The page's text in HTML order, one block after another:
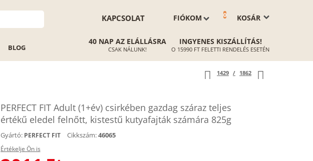
KOSÁR
0
FIÓKOM
KAPCSOLAT
BLOG
40 NAP AZ ELÁLLÁSRA
CSAK NÁLUNK!
INGYENES KISZÁLLÍTÁS!
O 15990 FT FELETTI RENDELÉS ESETÉN
1429 / 1862
PERFECT FIT Adult (1+év) csirkében gazdag száraz teljes
értékű eledel felnőtt, kistestű kutyafajták számára 825g
Gyártó: PERFECT FIT Cikkszám:46065
Értékelje Ön is